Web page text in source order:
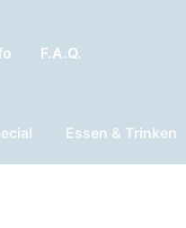
F.A.Q.
Essen & Trinken